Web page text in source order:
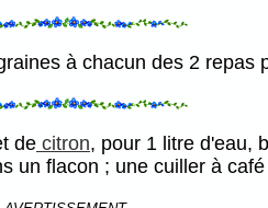
à chacun des 2 repas
de citron, pour 1 litre d'eau,
un flacon ; une cuiller à